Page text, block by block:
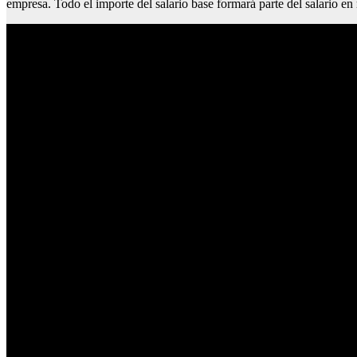
empresa. Todo el importe del salario base formará parte del salario en